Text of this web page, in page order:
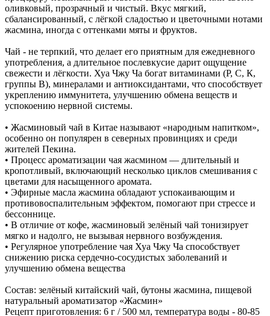
оливковый, прозрачный и чистый. Вкус мягкий,
сбалансированный, с лёгкой сладостью и цветочными нотами
жасмина, иногда с оттенками мяты и фруктов.
Чай - не терпкий, что делает его приятным для ежедневного
употребления, а длительное послевкусие дарит ощущение
свежести и лёгкости. Хуа Чжу Ча богат витаминами (Р, С, К,
группы В), минералами и антиоксидантами, что способствует
укреплению иммунитета, улучшению обмена веществ и
успокоению нервной системы.
• Жасминовый чай в Китае называют «народным напитком»,
особенно он популярен в северных провинциях и среди
жителей Пекина.
• Процесс ароматизации чая жасмином — длительный и
кропотливый, включающий несколько циклов смешивания с
цветами для насыщенного аромата.
• Эфирные масла жасмина обладают успокаивающим и
противовоспалительным эффектом, помогают при стрессе и
бессоннице.
• В отличие от кофе, жасминовый зелёный чай тонизирует
мягко и надолго, не вызывая нервного возбуждения.
• Регулярное употребление чая Хуа Чжу Ча способствует
снижению риска сердечно-сосудистых заболеваний и
улучшению обмена вещества
Состав: зелёный китайский чай, бутоны жасмина, пищевой
натуральный ароматизатор «Жасмин»
Рецепт приготовления: 6 г / 500 мл, температура воды - 80-85